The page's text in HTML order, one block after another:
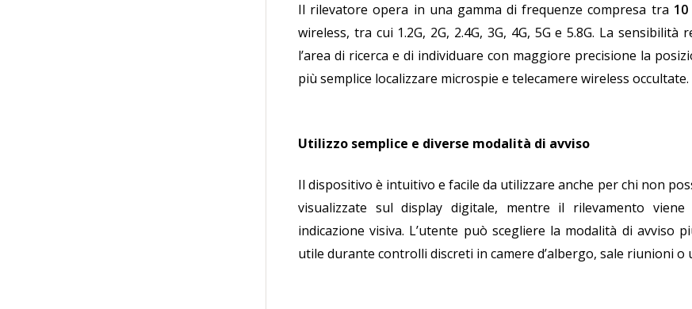
Il rilevatore opera in una gamma di frequenze compresa tra
wireless, tra cui 1.2G, 2G, 2.4G, 3G, 4G, 5G e 5.8G. La
l’area di ricerca e di individuare con maggiore precisione la
più semplice localizzare microspie e telecamere wireless occultate.
Utilizzo semplice e diverse modalità di avviso
Il dispositivo è intuitivo e facile da utilizzare anche per chi non
visualizzate sul display digitale, mentre il rilevamento
indicazione visiva. L’utente può scegliere la modalità di avviso
utile durante controlli discreti in camere d’albergo, sale riunioni o